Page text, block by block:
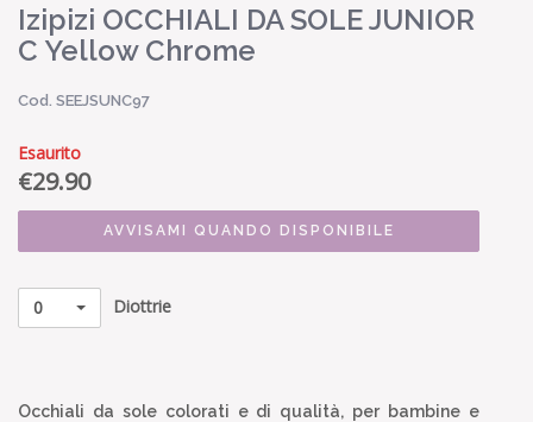
Izipizi OCCHIALI DA SOLE JUNIOR
C Yellow Chrome
Cod. SEEJSUNC97
Esaurito
€29.90
AVVISAMI QUANDO DISPONIBILE
0 Diottrie
Occhiali da sole colorati e di qualità, per bambine e